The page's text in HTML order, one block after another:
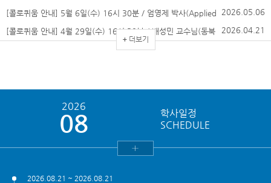
프로덕트 부문장
[콜로퀴움 안내] 5월 6일(수) 16시 30분 / 엄영제 박사(Applied
Materi
2026.05.06
[콜로퀴움 안내] 4월 29일(수) 16시 30분 / 배성민 교수님(동북
2026.04.21
더보기
2026
08
학사일정
SCHEDULE
2026.08.21 ~ 2026.08.21